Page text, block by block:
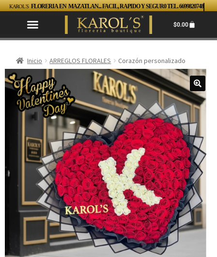
KAROL´S FLORERIA EN MAZATLAN... FACIL, RAPIDO Y SEGUR0 TEL. 6699820748
$0.00
Inicio ARREGLOS FLORALES Corazón personalizado